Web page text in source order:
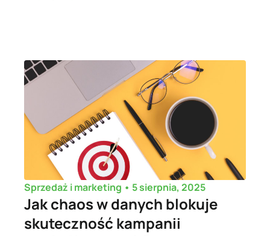
Sprzedaż i marketing • 5 sierpnia, 2025
Jak chaos w danych blokuje
skuteczność kampanii